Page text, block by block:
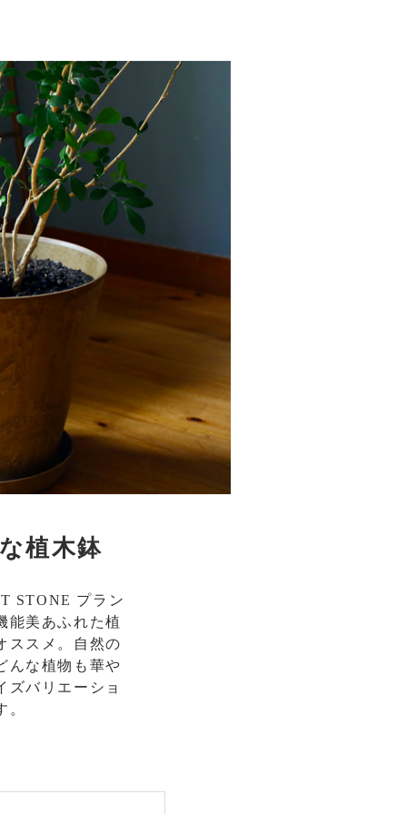
植木鉢
STONE プラン
能美あふれた植
ススメ。自然の
んな植物も華や
ズバリエーショ